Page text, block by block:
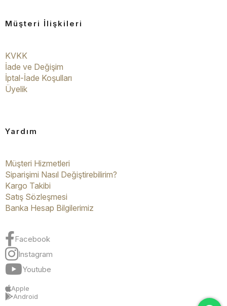
Müşteri İlişkileri
KVKK
İade ve Değişim
İptal-İade Koşulları
Üyelik
Yardım
Müşteri Hizmetleri
Siparişimi Nasıl Değiştirebilirim?
Kargo Takibi
Satış Sözleşmesi
Banka Hesap Bilgilerimiz
Facebook
Instagram
Youtube
Apple
Android